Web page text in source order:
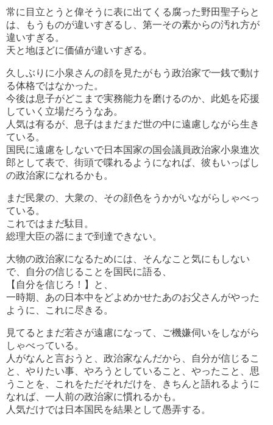
常に目立とうと偉そうに表に出てくる腐った野田聖子らと
は、もうものが違いすぎるし、第一その素からの汚れ方が
違いすぎる。
天と地ほどに価値が違いすぎる。
久しぶりに小泉さんの顔を見たがもう政治家で一銭で動け
る体格ではなかった。
今後は息子がどこまで実務能力を磨けるのか、此処を応援
していく立場だろうなあ。
人気は有るが、息子はまだまだ世の中に遠慮しながら生き
ている。
国民に遠慮をしないで日本国家の国会議員政治家小泉進次
郎として表で、街頭で喋れるようになれば、彼もいっぱし
の政治家になれるかも。
まだ民衆の、大衆の、その顔色をうかがいながらしゃべっ
ている。
これではまだ駄目。
総理大臣の器にまで到達できない。
大物の政治家になるためには、そんなこと気にもしない
で、自分の信じることを国民に語る、
【自分を信じろ！】と、
一時期、あの日本中をどよめかせたあのお父さんがやった
ように、これに尽きる。
見てるとまだ若さが遠慮になって、ご機嫌伺いをしながら
しゃべっている。
人がなんと言おうと、政治家なんだから、自分が信じるこ
と、やりたい事、やろうとしていること、やったこと、思
うことを、これをただそれだけを、きちんと語れるように
なれば、一人前の政治家に慣れるかも。
人気だけでは日本国民を結果として愚弄する。